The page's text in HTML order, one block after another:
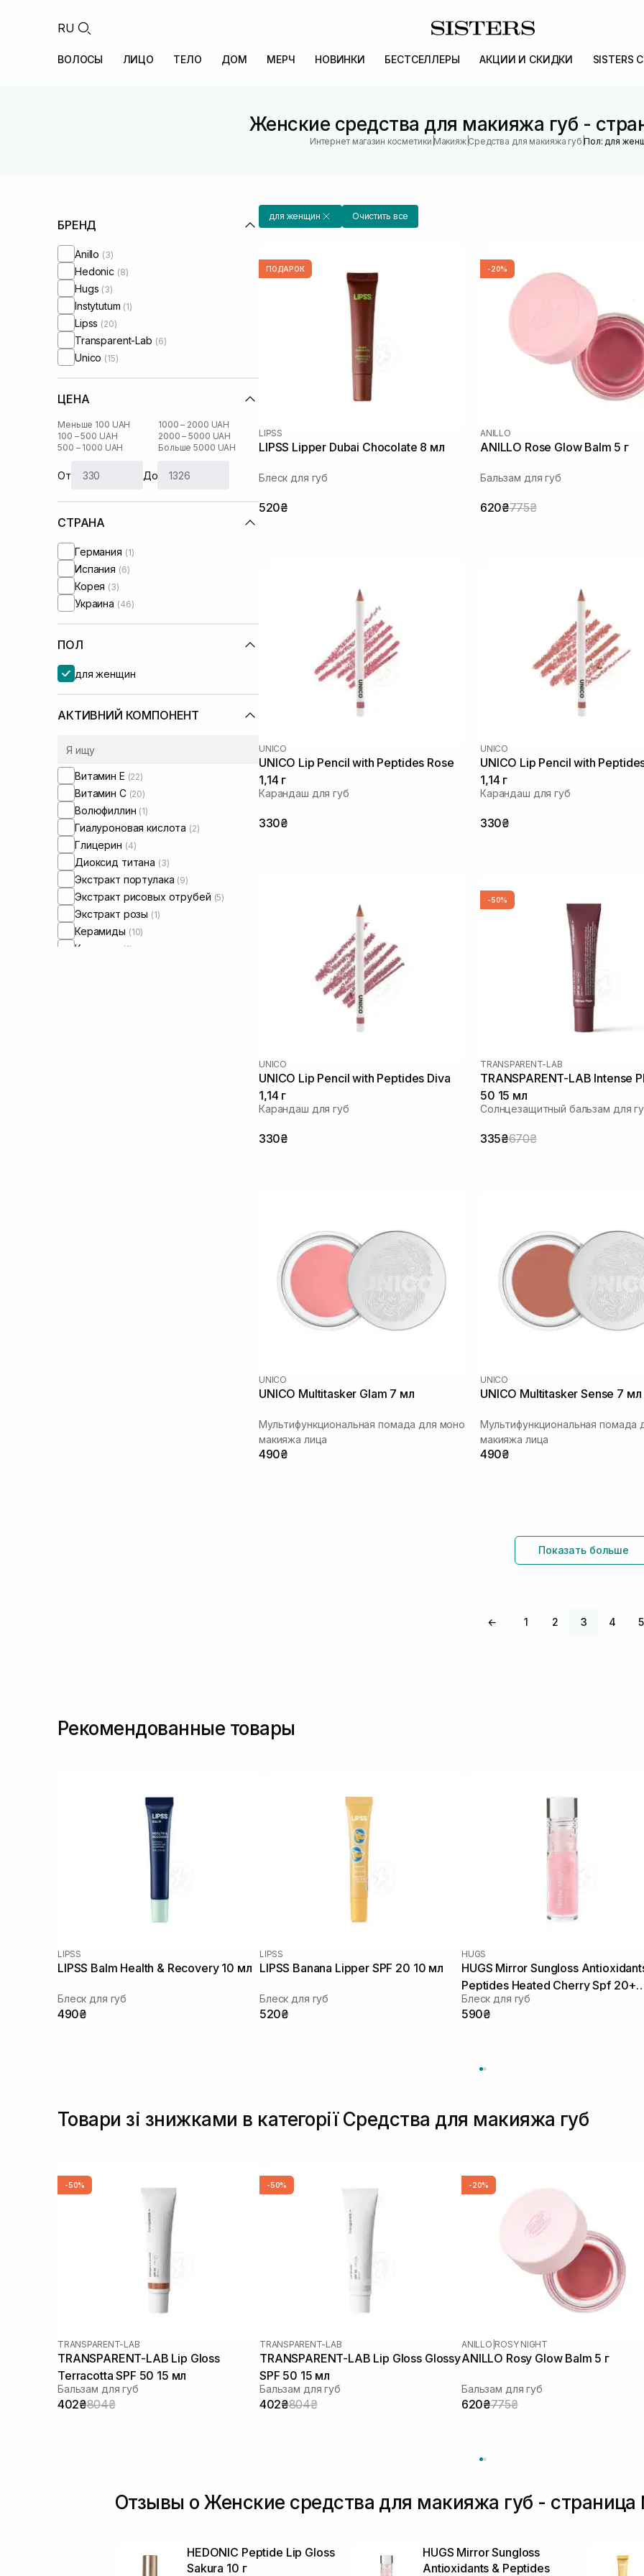
RU
ВОЛОСЫ ЛИЦО ТЕЛО ДОМ МЕРЧ НОВИНКИ БЕСТСЕЛЛЕРЫ АКЦИИ И СКИДКИ SISTERS
Женские средства для макияжа губ -
Интернет магазин косметики |Макияж|Средства для макияжа губ |Пол: для
БРЕНД
Anillo (3)
Hedonic (8)
Hugs (3)
Instytutum (1)
Lipss (20)
Transparent-Lab (6)
Unico (15)
ЦЕНА
Меньше 100 UAH
100 – 500 UAH
500 – 1000 UAH
1000 – 2000 UAH
2000 – 5000 UAH
Больше 5000 UAH
От До
СТРАНА
Германия (1)
Испания (6)
Корея (3)
Украина (46)
ПОЛ
для женщин
АКТИВНИЙ КОМПОНЕНТ
Витамин Е (22)
Витамин C (20)
Волюфиллин (1)
Гиалуроновая кислота (2)
Глицерин (4)
Диоксид титана (3)
Экстракт портулака (9)
Экстракт рисовых отрубей (5)
Экстракт розы (1)
Керамиды (10)
Коллаген (1)
для женщин Очистить все
ПОДАРОК
LIPSS
LIPSS Lipper Dubai Chocolate 8 мл
Блеск для губ
520₴
-20%
ANILLO
ANILLO Rosе Glow Balm 5 г
Бальзам для губ
620₴775₴
UNICO
UNICO Lip Pencil with Peptides Rose
1,14 г
Карандаш для губ
330₴
UNICO
UNICO Lip Pencil with
1,14 г
Карандаш для губ
330₴
UNICO
UNICO Lip Pencil with Peptides Diva
1,14 г
Карандаш для губ
330₴
-50%
TRANSPARENT-LAB
TRANSPARENT-LAB Intense
50 15 мл
Солнцезащитный бальзам для
335₴670₴
UNICO
UNICO Multitasker Glam 7 мл
Мультифункциональная помада для моно
макияжа лица
490₴
UNICO
UNICO Multitasker Sense 7 мл
Мультифункциональная помада
макияжа лица
490₴
Показать больше
← 1 2 3 4 5
Рекомендованные товары
LIPSS
LIPSS Balm Health & Recovery 10 мл
Блеск для губ
490₴
LIPSS
LIPSS Banana Lipper SPF 20 10 мл
Блеск для губ
520₴
HUGS
HUGS Mirror Sungloss
Peptides Heated Cherry Spf 20+
Pa++ V 5,5 мл
Блеск для губ
590₴
Товари зі знижками в категорії Средства для макияжа губ
-50%
TRANSPARENT-LAB
TRANSPARENT-LAB Lip Gloss
Terracotta SPF 50 15 мл
Бальзам для губ
402₴804₴
-50%
TRANSPARENT-LAB
TRANSPARENT-LAB Lip Gloss Glossy
SPF 50 15 мл
Бальзам для губ
402₴804₴
-20%
ANILLO ROSY NIGHT
ANILLO Rosy Glow Balm 5 г
Бальзам для губ
620₴775₴
Отзывы о Женские средства для макияжа губ -
HEDONIC Peptide Lip Gloss
Sakura 10 г
HUGS Mirror Sungloss
Antioxidants & Peptides